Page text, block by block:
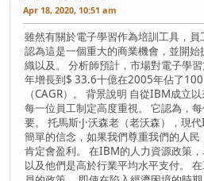
Apr 18, 2020, 10:51 am
雖然有關於電子學習作為培訓工具，
認為這是一個重大的商業機會，並開
織以及。 分析師預計，市場對電子學
年增長到$ 33.6十億在2005年佔了
（CAGR）。 背景說明 自從IBM成立
每一位員工制定高度重視。 它認為，
要。 托馬斯·J·沃森老（老沃森），現
簡單的信念，如果我們尊重我們的人
肯定會盈利。 在IBM的人力資源政策
以及他們是高於行業平均水平支付。